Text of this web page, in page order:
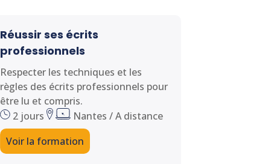
Réussir ses écrits
professionnels
Respecter les techniques et les
règles des écrits professionnels pour
être lu et compris.
2 jours
Nantes / A distance
Voir la formation